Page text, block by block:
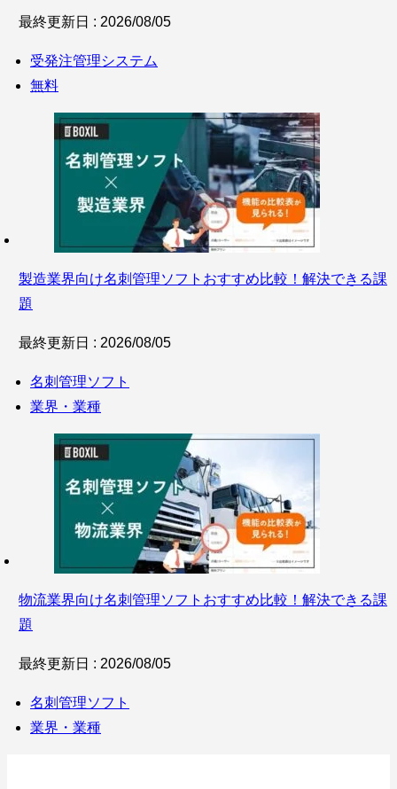
最終更新日 : 2026/08/05
受発注管理システム
無料
製造業界向け名刺管理ソフトおすすめ比較！解決できる課
題
最終更新日 : 2026/08/05
名刺管理ソフト
業界・業種
物流業界向け名刺管理ソフトおすすめ比較！解決できる課
題
最終更新日 : 2026/08/05
名刺管理ソフト
業界・業種